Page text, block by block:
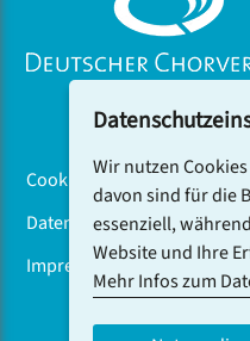
Cookiebanner
Datenschutz
Impressum
Wir nutzen
davon sind für die
essenziell,
Website und Ihre
Mehr Infos zum